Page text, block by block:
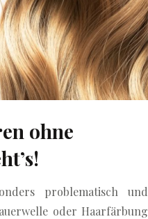
ohne
problematisch und
oder Haarfärbung